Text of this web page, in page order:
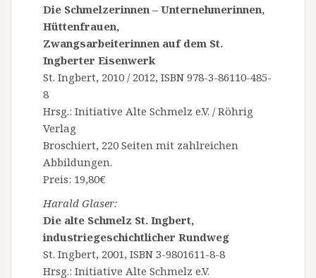
Die Schmelzerinnen – Unternehmerinnen,
Hüttenfrauen,
Zwangsarbeiterinnen auf dem St.
Ingberter Eisenwerk
St. Ingbert, 2010 / 2012, ISBN 978-3-86110-485-
8
Hrsg.: Initiative Alte Schmelz e.V. / Röhrig
Verlag
Broschiert, 220 Seiten mit zahlreichen
Abbildungen.
Preis: 19,80€
Harald Glaser:
Die alte Schmelz St. Ingbert,
industriegeschichtlicher Rundweg
St. Ingbert, 2001, ISBN 3-9801611-8-8
Hrsg.: Initiative Alte Schmelz e.V.